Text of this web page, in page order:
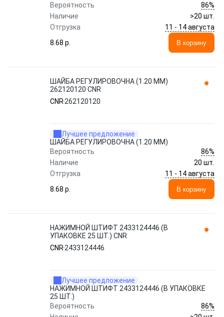
Вероятность
86%
Наличие
>20 шт.
Отгрузка
11 - 14 августа
8.68 p.
В корзину
ШАЙБА РЕГУЛИРОВОЧНА (1.20 MM)
262120120 CNR
CNR 262120120
Лучшее предложение
ШАЙБА РЕГУЛИРОВОЧНА (1.20 MM)
Вероятность
86%
Наличие
20 шт.
Отгрузка
11 - 14 августа
8.68 p.
В корзину
НАЖИМНОЙ ШТИФТ 2433124446 (В
УПАКОВКЕ 25 ШТ.) CNR
CNR 2433124446
Лучшее предложение
НАЖИМНОЙ ШТИФТ 2433124446 (В УПАКОВКЕ
25 ШТ.)
Вероятность
86%